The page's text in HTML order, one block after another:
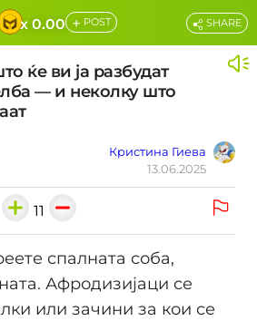
x 0.00 + POST
ќе ви ја разбудат
— и неколку што
Кристина Гиева
13.06.2025
SHARE
11
спалната соба,
Афродизијаци се
или зачини за кои се